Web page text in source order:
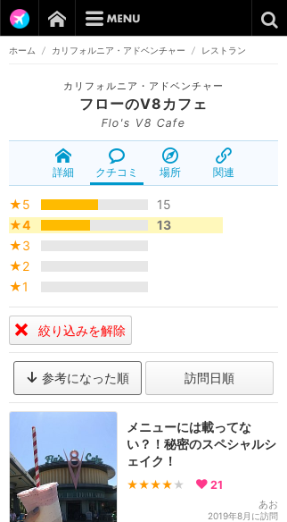
ホーム / カリフォルニア・アドベンチャー / レストラン
カリフォルニア・アドベンチャー
フローのV8カフェ
Flo's V8 Cafe
詳細 クチコミ 場所 関連
★5
15
★4
13
★3
★2
★1
絞り込みを解除
参考になった順 訪問日順
メニューには載ってな
い？！秘密のスペシャルシ
ェイク！
★★★★ ★ 21
あお
2019年8月に訪問